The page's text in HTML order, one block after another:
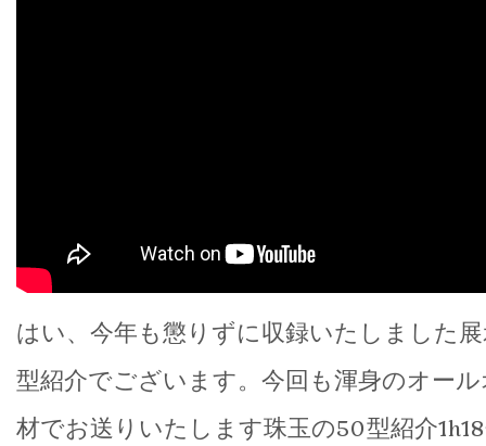
はい、今年も懲りずに収録いたしました
型紹介でございます。今回も渾身のオー
材でお送りいたします珠玉の50型紹介